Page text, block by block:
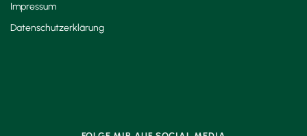
Impressum
Datenschutzerklärung